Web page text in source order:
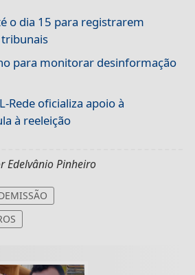
o dia 15 para registrarem
para monitorar desinformação
Rede oficializa apoio à
à reeleição
Edelvânio Pinheiro